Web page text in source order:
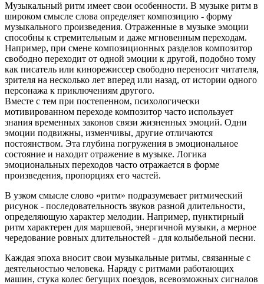
Музыкальный ритм имеет свои особенности. В музыке ритм в
широком смысле слова определяет композицию - форму
музыкального произведения. Отраженные в музыке эмоции
способны к стремительным и даже мгновенным переходам.
Например, при смене композиционных разделов композитор
свободно переходит от одной эмоции к другой, подобно тому
как писатель или кинорежиссер свободно переносит читателя,
зрителя на несколько лет вперед или назад, от истории одного
персонажа к приключениям другого.
Вместе с тем при постепенном, психологически
мотивированном переходе композитор часто использует
знания временных законов связи жизненных эмоций. Одни
эмоции подвижны, изменчивы, другие отличаются
постоянством. Эта глубина погружения в эмоциональное
состояние и находит отражение в музыке. Логика
эмоциональных переходов часто отражается в форме
произведения, пропорциях его частей.
В узком смысле слово «ритм» подразумевает ритмический
рисунок - последовательность звуков разной длительности,
определяющую характер мелодии. Например, пунктирный
ритм характерен для маршевой, энергичной музыки, а мерное
чередование ровных длительностей - для колыбельной песни.
Каждая эпоха вносит свои музыкальные ритмы, связанные с
деятельностью человека. Наряду с ритмами работающих
машин, стука колес бегущих поездов, всевозможных сигналов